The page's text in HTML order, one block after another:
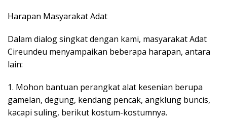
Harapan Masyarakat Adat
Dalam dialog singkat dengan kami, masyarakat Adat
Cireundeu menyampaikan beberapa harapan, antara
lain:
1. Mohon bantuan perangkat alat kesenian berupa
gamelan, degung, kendang pencak, angklung buncis,
kacapi suling, berikut kostum-kostumnya.